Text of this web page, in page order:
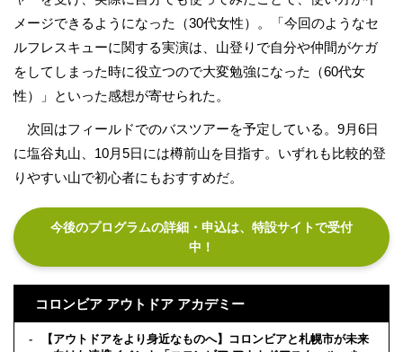
メージできるようになった（30代女性）。「今回のようなセ
ルフレスキューに関する実演は、山登りで自分や仲間がケガ
をしてしまった時に役立つので大変勉強になった（60代女
性）」といった感想が寄せられた。
次回はフィールドでのバスツアーを予定している。9月6日
に塩谷丸山、10月5日には樽前山を目指す。いずれも比較的登
りやすい山で初心者にもおすすめだ。
今後のプログラムの詳細・申込は、特設サイトで受付
中！
コロンビア アウトドア アカデミー
【アウトドアをより身近なものへ】コロンビアと札幌市が未来